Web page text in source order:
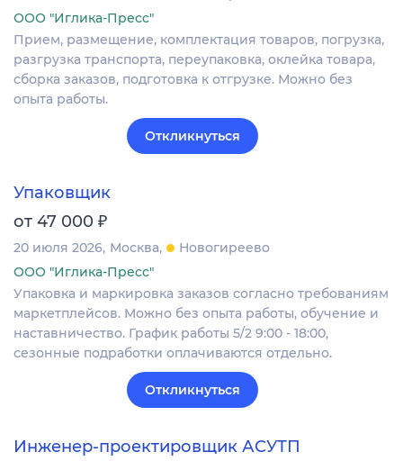
ООО "Иглика-Пресс"
Прием, размещение, комплектация товаров, погрузка,
разгрузка транспорта, переупаковка, оклейка товара,
сборка заказов, подготовка к отгрузке. Можно без
опыта работы.
Откликнуться
Упаковщик
от 47 000 ₽
20 июля 2026 Москва
Новогиреево
ООО "Иглика-Пресс"
Упаковка и маркировка заказов согласно требованиям
маркетплейсов. Можно без опыта работы, обучение и
наставничество. График работы 5/2 9:00 - 18:00,
сезонные подработки оплачиваются отдельно.
Откликнуться
Инженер-проектировщик АСУТП